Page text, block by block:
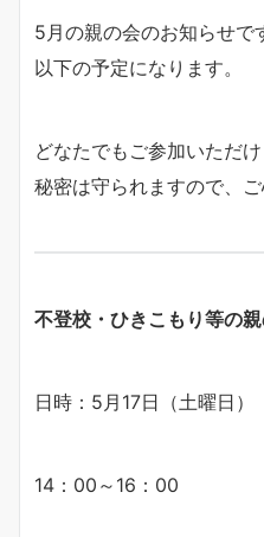
5月の親の会のお知らせで
以下の予定になります。
どなたでもご参加いただけ
秘密は守られますので、
不登校・ひきこもり等の
日時：5月17日（土曜日）
14：00～16：00